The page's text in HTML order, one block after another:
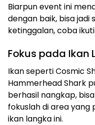
Biarpun event ini
dengan baik, bisa jadi
ketinggalan, coba
Fokus pada Ikan
Ikan seperti Cosmic
Hammerhead Shark
berhasil nangkap,
fokuslah di area yang
ikan langka ini.